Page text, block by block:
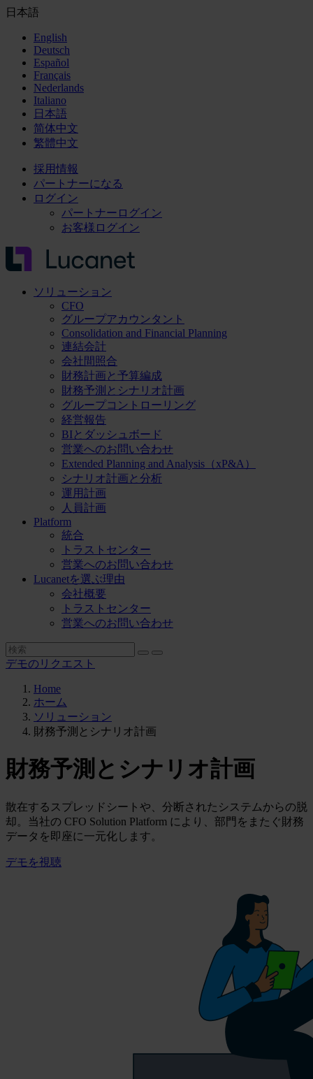
日本語
English
Deutsch
Español
Français
Nederlands
Italiano
日本語
简体中文
繁體中文
採用情報
パートナーになる
ログイン
パートナーログイン
お客様ログイン
ソリューション
CFO
グループアカウンタント
Consolidation and Financial Planning
連結会計
会社間照合
財務計画と予算編成
財務予測とシナリオ計画
グループコントローリング
経営報告
BIとダッシュボード
営業へのお問い合わせ
Extended Planning and Analysis（xP&A）
シナリオ計画と分析
運用計画
人員計画
Platform
統合
トラストセンター
営業へのお問い合わせ
Lucanetを選ぶ理由
会社概要
トラストセンター
営業へのお問い合わせ
デモのリクエスト
Home
ホーム
ソリューション
財務予測とシナリオ計画
財務予測とシナリオ計画
散在するスプレッドシートや、分断されたシステムからの脱
却。当社の CFO Solution Platform により、部門をまたぐ財務
データを即座に一元化します。
デモを視聴